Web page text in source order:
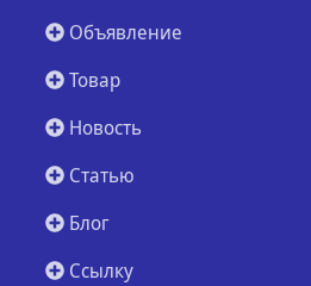
Объявление
Товар
Новость
Статью
Блог
Ссылку